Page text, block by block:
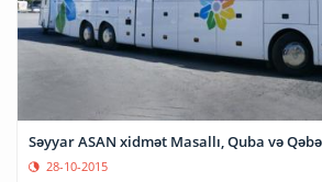
Səyyar ASAN xidmət Masallı, Quba və
28-10-2015